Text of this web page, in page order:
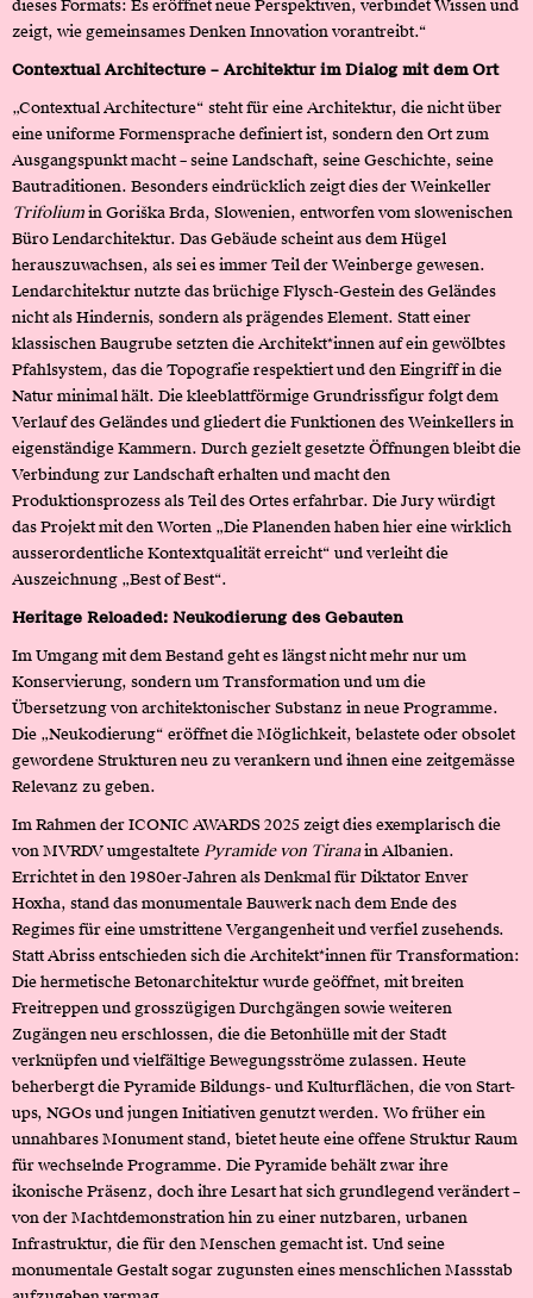
dieses Formats: Es eröffnet neue Perspektiven, verbindet Wissen und
zeigt, wie gemeinsames Denken Innovation vorantreibt.“
Contextual Architecture – Architektur im Dialog mit dem Ort
„Contextual Architecture“ steht für eine Architektur, die nicht über
eine uniforme Formensprache definiert ist, sondern den Ort zum
Ausgangspunkt macht – seine Landschaft, seine Geschichte, seine
Bautraditionen. Besonders eindrücklich zeigt dies der Weinkeller
Trifoliumin Goriška Brda, Slowenien, entworfen vom slowenischen
Büro Lendarchitektur. Das Gebäude scheint aus dem Hügel
herauszuwachsen, als sei es immer Teil der Weinberge gewesen.
Lendarchitektur nutzte das brüchige Flysch-Gestein des Geländes
nicht als Hindernis, sondern als prägendes Element. Statt einer
klassischen Baugrube setzten die Architekt*innen auf ein gewölbtes
Pfahlsystem, das die Topografie respektiert und den Eingriff in die
Natur minimal hält. Die kleeblattförmige Grundrissfigur folgt dem
Verlauf des Geländes und gliedert die Funktionen des Weinkellers in
eigenständige Kammern. Durch gezielt gesetzte Öffnungen bleibt die
Verbindung zur Landschaft erhalten und macht den
Produktionsprozess als Teil des Ortes erfahrbar. Die Jury würdigt
das Projekt mit den Worten „Die Planenden haben hier eine wirklich
ausserordentliche Kontextqualität erreicht“ und verleiht die
Auszeichnung „Best of Best“.
Heritage Reloaded: Neukodierung des Gebauten
Im Umgang mit dem Bestand geht es längst nicht mehr nur um
Konservierung, sondern um Transformation und um die
Übersetzung von architektonischer Substanz in neue Programme.
Die „Neukodierung“ eröffnet die Möglichkeit, belastete oder obsolet
gewordene Strukturen neu zu verankern und ihnen eine zeitgemässe
Relevanz zu geben.
Im Rahmen der ICONIC AWARDS 2025 zeigt dies exemplarisch die
von MVRDV umgestaltetePyramide von Tiranain Albanien.
Errichtet in den 1980er-Jahren als Denkmal für Diktator Enver
Hoxha, stand das monumentale Bauwerk nach dem Ende des
Regimes für eine umstrittene Vergangenheit und verfiel zusehends.
Statt Abriss entschieden sich die Architekt*innen für Transformation:
Die hermetische Betonarchitektur wurde geöffnet, mit breiten
Freitreppen und grosszügigen Durchgängen sowie weiteren
Zugängen neu erschlossen, die die Betonhülle mit der Stadt
verknüpfen und vielfältige Bewegungsströme zulassen. Heute
beherbergt die Pyramide Bildungs- und Kulturflächen, die von Start-
ups, NGOs und jungen Initiativen genutzt werden. Wo früher ein
unnahbares Monument stand, bietet heute eine offene Struktur Raum
für wechselnde Programme. Die Pyramide behält zwar ihre
ikonische Präsenz, doch ihre Lesart hat sich grundlegend verändert –
von der Machtdemonstration hin zu einer nutzbaren, urbanen
Infrastruktur, die für den Menschen gemacht ist. Und seine
monumentale Gestalt sogar zugunsten eines menschlichen Massstab